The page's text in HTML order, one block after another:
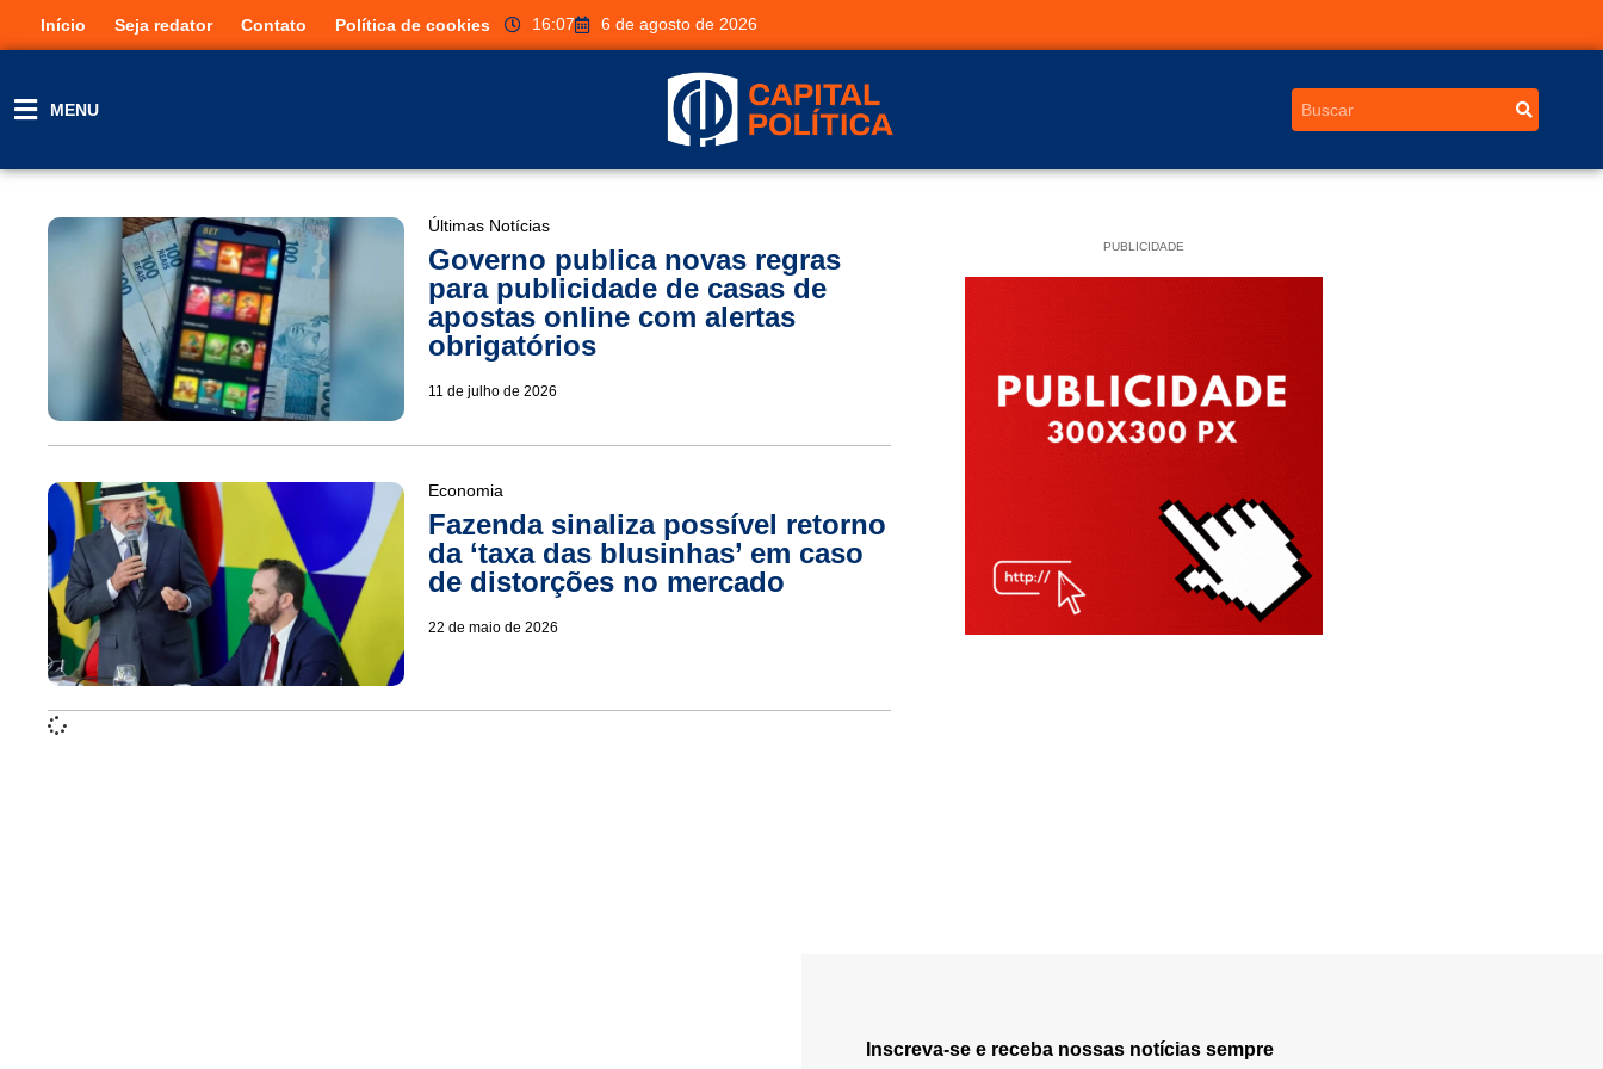
Início Seja redator Contato Política de cookies 16:07 6 de agosto de 2026
MENU
Últimas Notícias
Governo publica novas regras
para publicidade de casas de
apostas online com alertas
obrigatórios
11 de julho de 2026
Economia
Fazenda sinaliza possível retorno
da ‘taxa das blusinhas’ em caso
de distorções no mercado
22 de maio de 2026
PUBLICIDADE
Inscreva-se e receba nossas notícias sempre